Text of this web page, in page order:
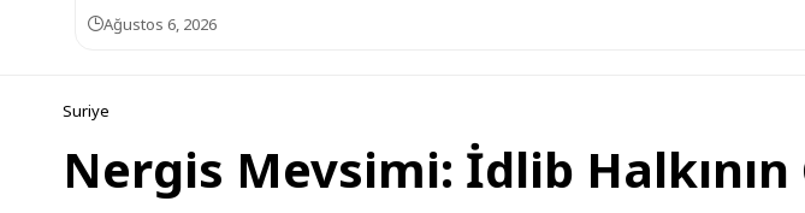
Ağustos 6, 2026
Suriye
Nergis Mevsimi: İdlib